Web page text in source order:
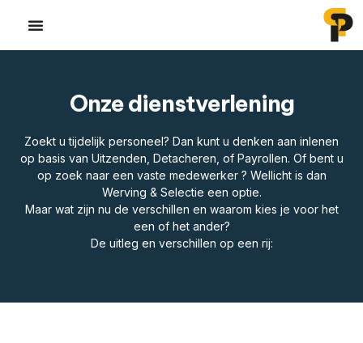
Onze dienstverlening
Zoekt u tijdelijk personeel? Dan kunt u denken aan inlenen
op basis van Uitzenden, Detacheren, of Payrollen. Of bent u
op zoek naar een vaste medewerker ? Wellicht is dan
Werving & Selectie een optie.
Maar wat zijn nu de verschillen en waarom kies je voor het
een of het ander?
De uitleg en verschillen op een rij: